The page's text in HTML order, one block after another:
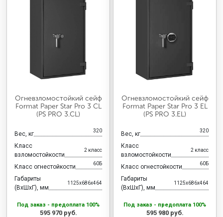
Огневзломостойкий сейф
Format Paper Star Pro 3 CL
(PS PRO 3.CL)
Вес, кг 320
Класс
взломостойкости
2 класс
Класс огнестойкости 60Б
Габариты
(ВхШхГ), мм
1125x686x464
Под заказ - предоплата 100%
595 970 руб.
Огневзломостойкий сейф
Format Paper Star Pro 3 EL
(PS PRO 3.EL)
Вес, кг 320
Класс
взломостойкости
2 класс
Класс огнестойкости 60Б
Габариты
(ВхШхГ), мм
1125x686x464
Под заказ - предоплата 100%
595 980 руб.